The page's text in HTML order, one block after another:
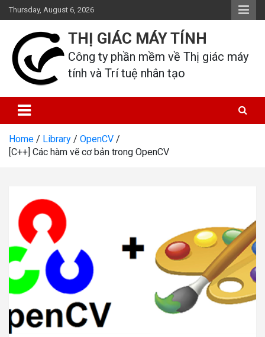
Skip
to
content
Thursday, August 6, 2026
THỊ GIÁC MÁY TÍNH
Công ty phần mềm về Thị giác máy
tính và Trí tuệ nhân tạo
Home Library
OpenCV
[C++] Các hàm vẽ cơ bản trong OpenCV